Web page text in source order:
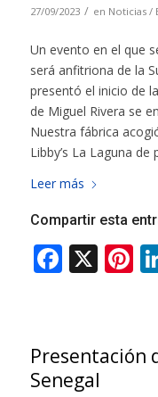
27/09/2023 / en Noticias /
Un evento en el que
será anfitriona de la
presentó el inicio de
de Miguel Rivera se
Nuestra fábrica
Libby’s La Laguna
Leer más
Compartir esta
Presentación
Senegal